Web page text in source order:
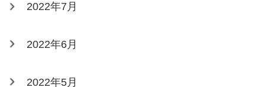
2022年7月
2022年6月
2022年5月